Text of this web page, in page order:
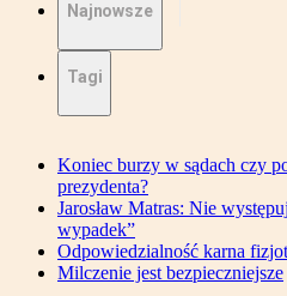
Najnowsze
Tagi
Koniec burzy w sądach czy
prezydenta?
Jarosław Matras: Nie
wypadek”
Odpowiedzialność karna
Milczenie jest bezpieczniejsze